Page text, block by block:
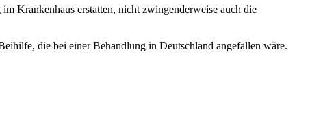
Krankenhaus erstatten, nicht zwingenderweise auch die
die bei einer Behandlung in Deutschland angefallen wäre.